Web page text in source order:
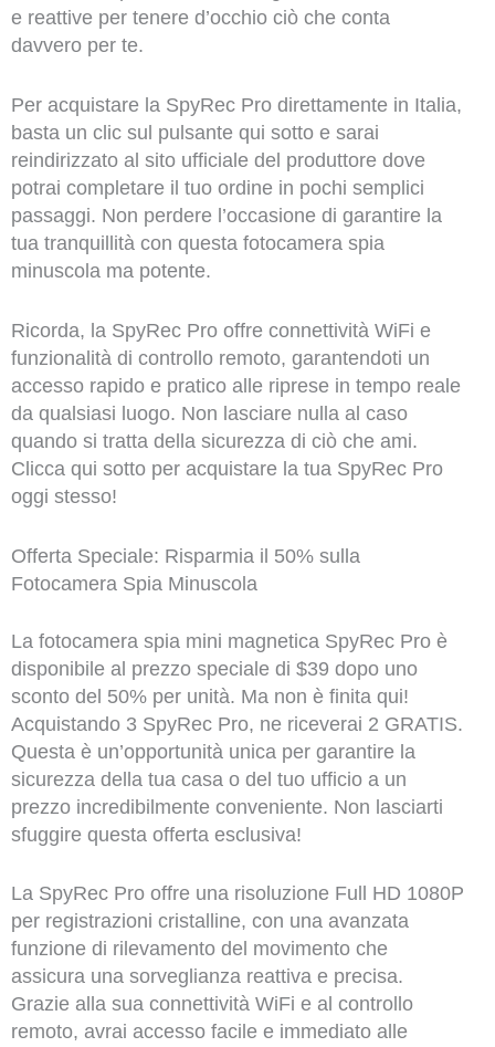
e reattive per tenere d’occhio ciò che conta
davvero per te.
Per acquistare la SpyRec Pro direttamente in Italia,
basta un clic sul pulsante qui sotto e sarai
reindirizzato al sito ufficiale del produttore dove
potrai completare il tuo ordine in pochi semplici
passaggi. Non perdere l’occasione di garantire la
tua tranquillità con questa fotocamera spia
minuscola ma potente.
Ricorda, la SpyRec Pro offre connettività WiFi e
funzionalità di controllo remoto, garantendoti un
accesso rapido e pratico alle riprese in tempo reale
da qualsiasi luogo. Non lasciare nulla al caso
quando si tratta della sicurezza di ciò che ami.
Clicca qui sotto per acquistare la tua SpyRec Pro
oggi stesso!
Offerta Speciale: Risparmia il 50% sulla
Fotocamera Spia Minuscola
La fotocamera spia mini magnetica SpyRec Pro è
disponibile al prezzo speciale di $39 dopo uno
sconto del 50% per unità. Ma non è finita qui!
Acquistando 3 SpyRec Pro, ne riceverai 2 GRATIS.
Questa è un’opportunità unica per garantire la
sicurezza della tua casa o del tuo ufficio a un
prezzo incredibilmente conveniente. Non lasciarti
sfuggire questa offerta esclusiva!
La SpyRec Pro offre una risoluzione Full HD 1080P
per registrazioni cristalline, con una avanzata
funzione di rilevamento del movimento che
assicura una sorveglianza reattiva e precisa.
Grazie alla sua connettività WiFi e al controllo
remoto, avrai accesso facile e immediato alle